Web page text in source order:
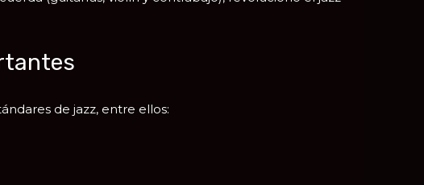
de jazz, entre ellos: